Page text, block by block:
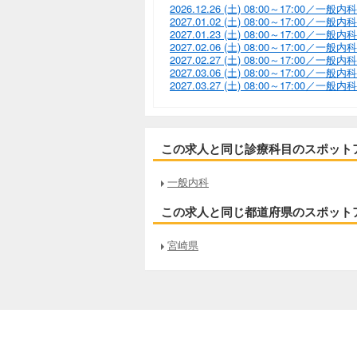
2026.12.26 (土) 08:00～17:00／一般内
2027.01.02 (土) 08:00～17:00／一般内
2027.01.23 (土) 08:00～17:00／一般内
2027.02.06 (土) 08:00～17:00／一般内
2027.02.27 (土) 08:00～17:00／一般内
2027.03.06 (土) 08:00～17:00／一般内
2027.03.27 (土) 08:00～17:00／一般内
この求人と同じ診療科目のスポット
一般内科
この求人と同じ都道府県のスポット
宮崎県